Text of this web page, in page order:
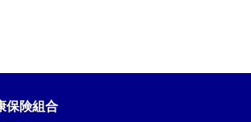
保険組合